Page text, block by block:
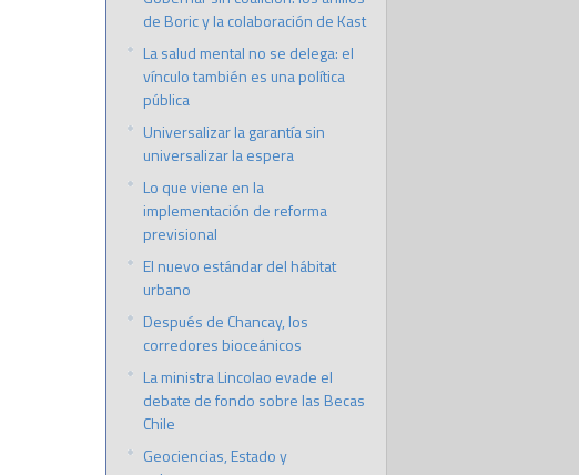
de Boric y la colaboración de Kast
La salud mental no se delega: el
vínculo también es una política
pública
Universalizar la garantía sin
universalizar la espera
Lo que viene en la
implementación de reforma
previsional
El nuevo estándar del hábitat
urbano
Después de Chancay, los
corredores bioceánicos
La ministra Lincolao evade el
debate de fondo sobre las Becas
Chile
Geociencias, Estado y